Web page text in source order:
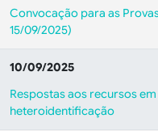
Convocação para as
15/09/2025)
10/09/2025
Respostas aos recursos
heteroidentificação